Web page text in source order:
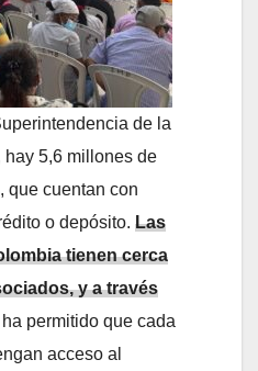
de la
5,6 millones de
que cuentan con
o depósito. Las
tienen cerca
y a través
permitido que cada
acceso al